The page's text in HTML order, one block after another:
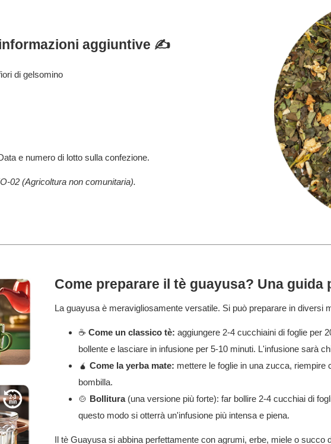
aggiuntive ✍️
di gelsomino
e numero di lotto sulla confezione.
02 (Agricoltura non comunitaria).
Come preparare il tè guayusa? Una guida
La guayusa è meravigliosamente versatile. Si può preparare in diversi
☕ Come un classico tè: aggiungere 2-4 cucchiaini di foglie per
bollente e lasciare in infusione per 5-10 minuti. L'infusione sarà
🧉 Come la yerba mate: mettere le foglie in una zucca,
bombilla.
🍲 Bollitura(una versione più forte): far bollire 2-4 cucchiai di
questo modo si otterrà un'infusione più intensa e piena.
Il tè Guayusa si abbina perfettamente con agrumi, erbe, miele o succo